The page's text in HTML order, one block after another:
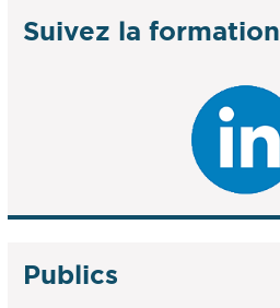
Suivez la formation
Publics